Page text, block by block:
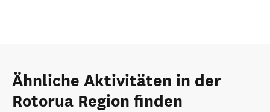
Ähnliche Aktivitäten in der
Rotorua Region finden